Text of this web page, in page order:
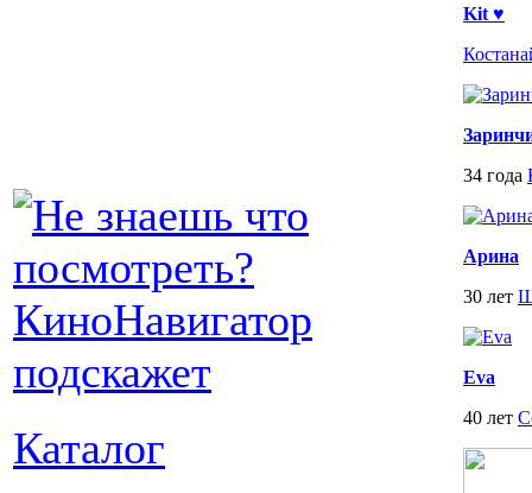
Каталог
Kit ♥
34 года
Арина
30 лет
Eva
40 лет